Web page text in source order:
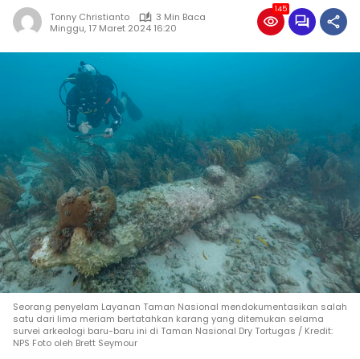
Tonny Christianto
3 Min Baca
Minggu, 17 Maret 2024 16:20
145
Seorang penyelam Layanan Taman Nasional mendokumentasikan salah
satu dari lima meriam bertatahkan karang yang ditemukan selama
survei arkeologi baru-baru ini di Taman Nasional Dry Tortugas / Kredit:
NPS Foto oleh Brett Seymour